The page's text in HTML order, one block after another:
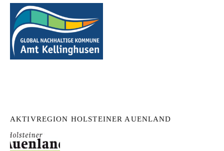
AKTIVREGION HOLSTEINER AUENLAND